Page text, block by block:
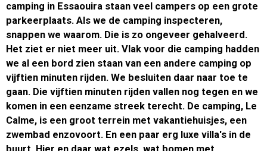
camping in Essaouira staan veel campers op een grote
parkeerplaats. Als we de camping inspecteren,
snappen we waarom. Die is zo ongeveer gehalveerd.
Het ziet er niet meer uit. Vlak voor die camping hadden
we al een bord zien staan van een andere camping op
vijftien minuten rijden. We besluiten daar naar toe te
gaan. Die vijftien minuten rijden vallen nog tegen en we
komen in een eenzame streek terecht. De camping, Le
Calme, is een groot terrein met vakantiehuisjes, een
zwembad enzovoort. En een paar erg luxe villa's in de